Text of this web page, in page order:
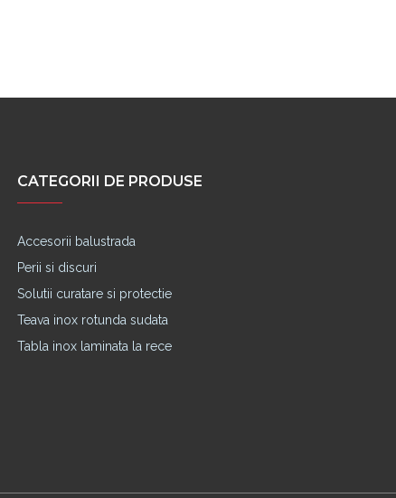
CATEGORII DE PRODUSE
Accesorii balustrada
Perii si discuri
Solutii curatare si protectie
Teava inox rotunda sudata
Tabla inox laminata la rece